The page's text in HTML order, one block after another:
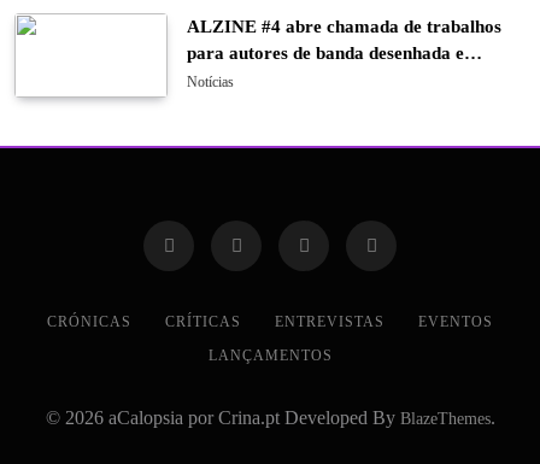
ALZINE #4 abre chamada de trabalhos
para autores de banda desenhada e
ilustração
Notícias
CRÓNICAS CRÍTICAS ENTREVISTAS
EVENTOS
LANÇAMENTOS
© 2026 aCalopsia por Crina.pt Developed By BlazeThemes.